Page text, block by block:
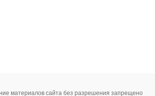
материалов сайта без разрешения запрещено